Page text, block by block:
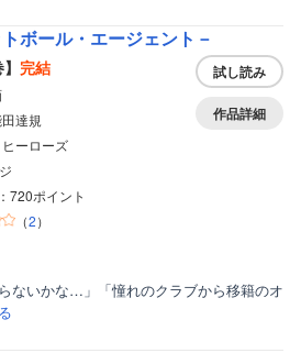
ボール・エージェント－
完結
達規
ーローズ
720ポイント
（2）
試し読み
作品詳細
ないかな…」「憧れのクラブから移籍のオ